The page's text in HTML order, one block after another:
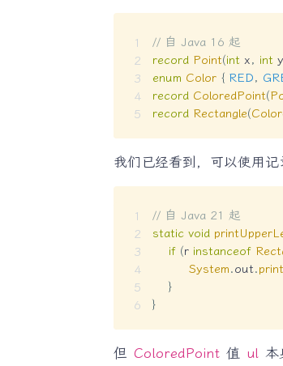
// 自 Java 16 起
record Point(int x, int y
enum Color { RED,
record ColoredPoint(
record Rectangle(
我们已经看到，可以使用
// 自 Java 21 起
static void
if (r instanceof
System.out.
}
}
但 ColoredPoint 值 ul 本